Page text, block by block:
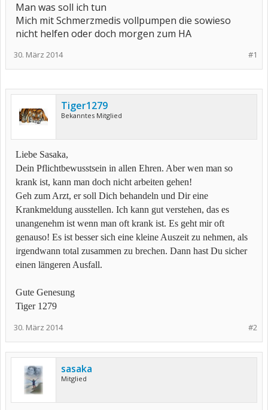
Man was soll ich tun
Mich mit Schmerzmedis vollpumpen die sowieso
nicht helfen oder doch morgen zum HA
#1
30. März 2014
Tiger1279
Bekanntes Mitglied
Liebe Sasaka,
Dein Pflichtbewusstsein in allen Ehren. Aber wen man so
krank ist, kann man doch nicht arbeiten gehen!
Geh zum Arzt, er soll Dich behandeln und Dir eine
Krankmeldung ausstellen. Ich kann gut verstehen, das es
unangenehm ist wenn man oft krank ist. Es geht mir oft
genauso! Es ist besser sich eine kleine Auszeit zu nehmen, als
irgendwann total zusammen zu brechen. Dann hast Du sicher
einen längeren Ausfall.
Gute Genesung
Tiger 1279
#2
30. März 2014
sasaka
Mitglied